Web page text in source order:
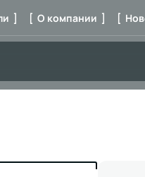
] [ О компании ] [